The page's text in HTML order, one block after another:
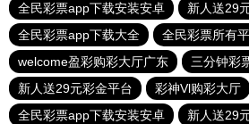
全民彩票app下载安装安卓
新人送29
全民彩票app下载大全
全民彩票所有
welcome盈彩购彩大厅广东
三分钟彩
新人送29元彩金平台
彩神Vl购彩大厅
全民彩票app下载安装安卓
新人送29